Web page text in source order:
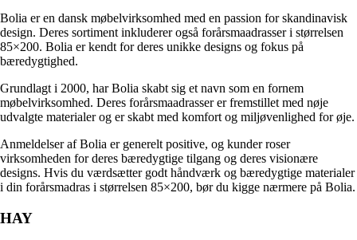
Bolia er en dansk møbelvirksomhed med en passion for skandinavisk
design. Deres sortiment inkluderer også forårsmaadrasser i størrelsen
85×200. Bolia er kendt for deres unikke designs og fokus på
bæredygtighed.
Grundlagt i 2000, har Bolia skabt sig et navn som en fornem
møbelvirksomhed. Deres forårsmaadrasser er fremstillet med nøje
udvalgte materialer og er skabt med komfort og miljøvenlighed for øje.
Anmeldelser af Bolia er generelt positive, og kunder roser
virksomheden for deres bæredygtige tilgang og deres visionære
designs. Hvis du værdsætter godt håndværk og bæredygtige materialer
i din forårsmadras i størrelsen 85×200, bør du kigge nærmere på Bolia.
HAY